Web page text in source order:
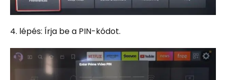
4. lépés: Írja be a PIN-kódot.